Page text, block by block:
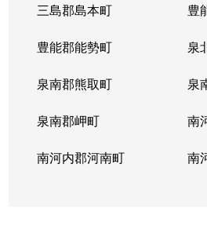
三島郡島本町 豊
豊能郡能勢町 泉
泉南郡熊取町 泉
泉南郡岬町 南
南河内郡河南町 南